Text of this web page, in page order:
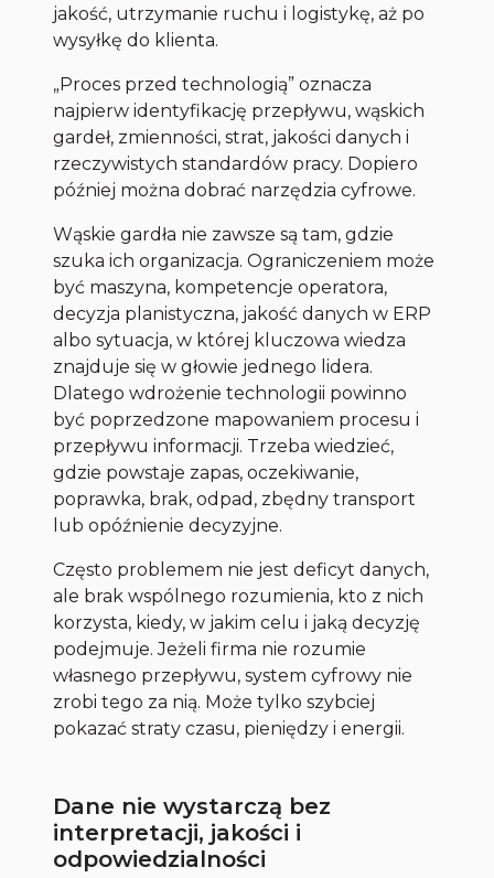
jakość, utrzymanie ruchu i logistykę, aż po
wysyłkę do klienta.
„Proces przed technologią” oznacza
najpierw identyfikację przepływu, wąskich
gardeł, zmienności, strat, jakości danych i
rzeczywistych standardów pracy. Dopiero
później można dobrać narzędzia cyfrowe.
Wąskie gardła nie zawsze są tam, gdzie
szuka ich organizacja. Ograniczeniem może
być maszyna, kompetencje operatora,
decyzja planistyczna, jakość danych w ERP
albo sytuacja, w której kluczowa wiedza
znajduje się w głowie jednego lidera.
Dlatego wdrożenie technologii powinno
być poprzedzone mapowaniem procesu i
przepływu informacji. Trzeba wiedzieć,
gdzie powstaje zapas, oczekiwanie,
poprawka, brak, odpad, zbędny transport
lub opóźnienie decyzyjne.
Często problemem nie jest deficyt danych,
ale brak wspólnego rozumienia, kto z nich
korzysta, kiedy, w jakim celu i jaką decyzję
podejmuje. Jeżeli firma nie rozumie
własnego przepływu, system cyfrowy nie
zrobi tego za nią. Może tylko szybciej
pokazać straty czasu, pieniędzy i energii.
Dane nie wystarczą bez
interpretacji, jakości i
odpowiedzialności